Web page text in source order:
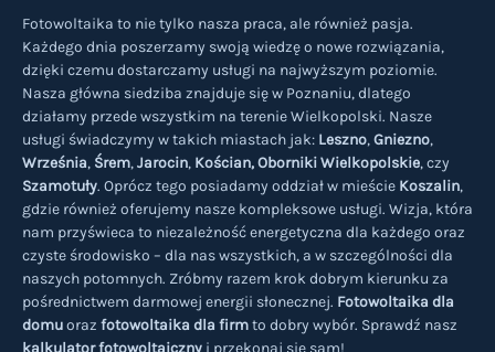
Fotowoltaika to nie tylko nasza praca, ale również pasja.
Każdego dnia poszerzamy swoją wiedzę o nowe rozwiązania,
dzięki czemu dostarczamy usługi na najwyższym poziomie.
Nasza główna siedziba znajduje się w Poznaniu, dlatego
działamy przede wszystkim na terenie Wielkopolski. Nasze
usługi świadczymy w takich miastach jak: Leszno,Gniezno,
Września, Śrem,Jarocin, Kościan,Oborniki Wielkopolskie, czy
Szamotuły. Oprócz tego posiadamy oddział w mieście Koszalin,
gdzie również oferujemy nasze kompleksowe usługi. Wizja, która
nam przyświeca to niezależność energetyczna dla każdego oraz
czyste środowisko – dla nas wszystkich, a w szczególności dla
naszych potomnych. Zróbmy razem krok dobrym kierunku za
pośrednictwem darmowej energii słonecznej. Fotowoltaika dla
domuoraz fotowoltaika dla firmto dobry wybór. Sprawdź nasz
kalkulator fotowoltaiczny i przekonaj się sam!